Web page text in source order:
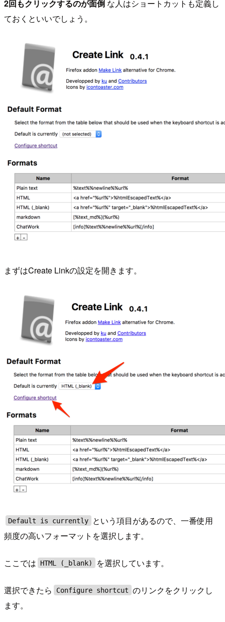
2回もクリックするのが面倒 な人はショートカットも定義し
ておくといいでしょう。
まずはCreate Linkの設定を開きます。
Default is currently
という項目があるので、一番使用
頻度の高いフォーマットを選択します。
ここでは HTML (_blank) を選択しています。
選択できたら Configure shortcut のリンクをクリックし
ます。